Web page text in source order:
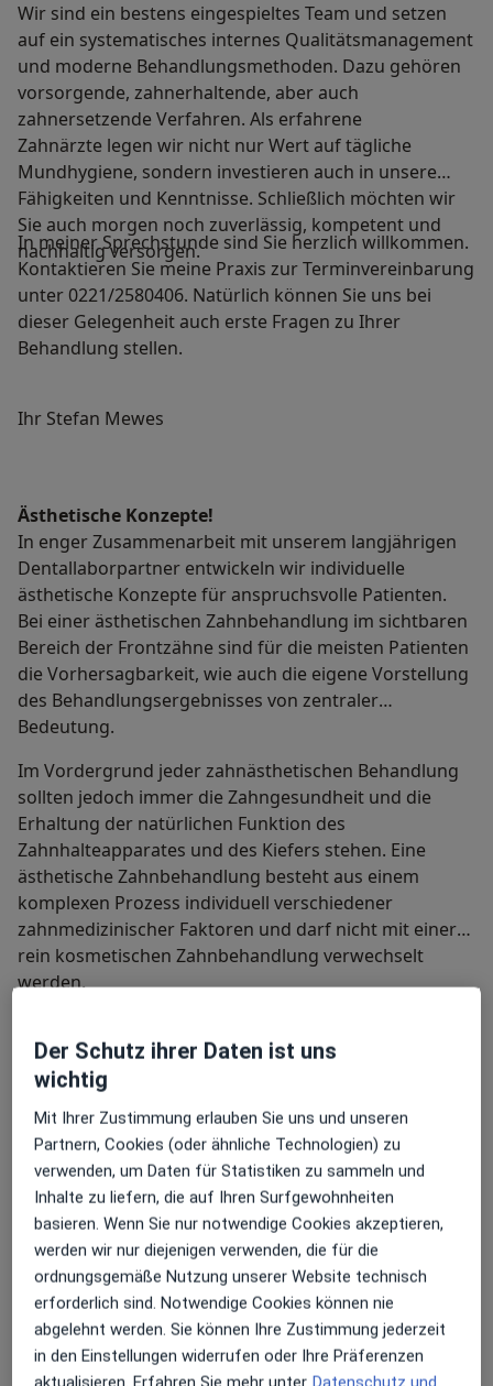
Wir sind ein bestens eingespieltes Team und setzen
auf ein systematisches internes Qualitätsmanagement
und moderne Behandlungsmethoden. Dazu gehören
vorsorgende, zahnerhaltende, aber auch
zahnersetzende Verfahren. Als erfahrene
Zahnärzte legen wir nicht nur Wert auf tägliche
Mundhygiene, sondern investieren auch in unsere
Fähigkeiten und Kenntnisse. Schließlich möchten wir
Sie auch morgen noch zuverlässig, kompetent und
nachhaltig versorgen.
In meiner Sprechstunde sind Sie herzlich willkommen.
Kontaktieren Sie meine Praxis zur Terminvereinbarung
unter 0221/2580406. Natürlich können Sie uns bei
dieser Gelegenheit auch erste Fragen zu Ihrer
Behandlung stellen.
Ihr Stefan Mewes
Ästhetische Konzepte!
In enger Zusammenarbeit mit unserem langjährigen
Dentallaborpartner entwickeln wir individuelle
ästhetische Konzepte für anspruchsvolle Patienten.
Bei einer ästhetischen Zahnbehandlung im sichtbaren
Bereich der Frontzähne sind für die meisten Patienten
die Vorhersagbarkeit, wie auch die eigene Vorstellung
des Behandlungsergebnisses von zentraler
Bedeutung.
Im Vordergrund jeder zahnästhetischen Behandlung
sollten jedoch immer die Zahngesundheit und die
Erhaltung der natürlichen Funktion des
Zahnhalteapparates und des Kiefers stehen. Eine
ästhetische Zahnbehandlung besteht aus einem
komplexen Prozess individuell verschiedener
zahnmedizinischer Faktoren und darf nicht mit einer
rein kosmetischen Zahnbehandlung verwechselt
werden.
funktionelle und ästhetische Analyse der individuellen
Situation des Patienten, auf deren Grundlage und
Diagnose der zeitliche Umfang, die
Behandlungsmethode und das Behandlungsziel
festgelegt werden.
Schöne natürliche Zähne und ein strahlendes Lachen
sind planbar, müssen aber immer im Zusammenhang
mit der individuellen Situation des Patienten, dem
Erhalt der Zahngesundheit und der Wiederherstellung
der natürlichen Funktion betrachtet werden!
Der Schutz ihrer Daten ist uns
wichtig
Mit Ihrer Zustimmung erlauben Sie uns und unseren
Partnern, Cookies (oder ähnliche Technologien) zu
verwenden, um Daten für Statistiken zu sammeln und
Inhalte zu liefern, die auf Ihren Surfgewohnheiten
basieren. Wenn Sie nur notwendige Cookies akzeptieren,
werden wir nur diejenigen verwenden, die für die
ordnungsgemäße Nutzung unserer Website technisch
erforderlich sind. Notwendige Cookies können nie
abgelehnt werden. Sie können Ihre Zustimmung jederzeit
in den Einstellungen widerrufen oder Ihre Präferenzen